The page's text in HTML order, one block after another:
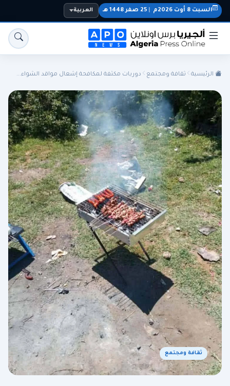
الجزائر الجالية المنتخب الوطني سياسة
اقتصاد رياضة
السبت 8 أوت 2026م 25 صفر 1448 هـ العربية
الرئيسية ثقافة ومجتمع دوريات مكثفة لمكافحة إشعال مواقد الشواء...
ثقافة ومجتمع